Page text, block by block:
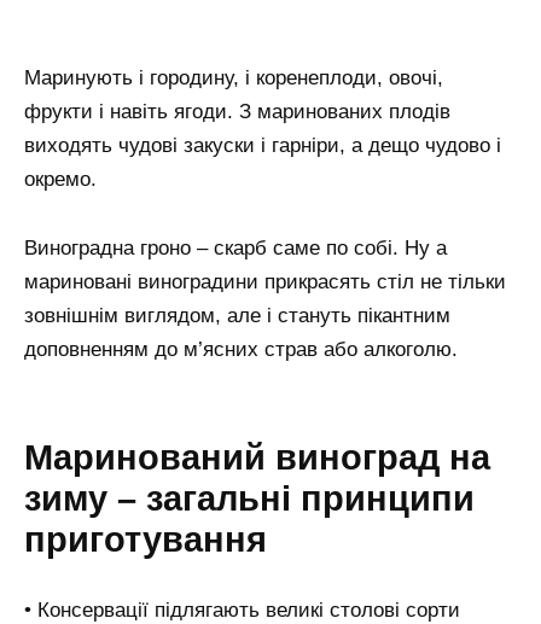
Маринують і городину, і коренеплоди, овочі,
фрукти і навіть ягоди. З маринованих плодів
виходять чудові закуски і гарніри, а дещо чудово і
окремо.
Виноградна гроно – скарб саме по собі. Ну а
мариновані виноградини прикрасять стіл не тільки
зовнішнім виглядом, але і стануть пікантним
доповненням до м’ясних страв або алкоголю.
Маринований виноград на
зиму – загальні принципи
приготування
• Консервації підлягають великі столові сорти